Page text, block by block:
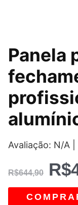
Panela
Avaliação: N/A
R$644,90
O
era:
R$